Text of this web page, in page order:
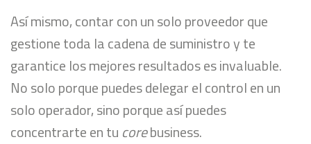
Así mismo, contar con un solo proveedor que
gestione toda la cadena de suministro y te
garantice los mejores resultados es invaluable.
No solo porque puedes delegar el control en un
solo operador, sino porque así puedes
concentrarte en tu corebusiness.